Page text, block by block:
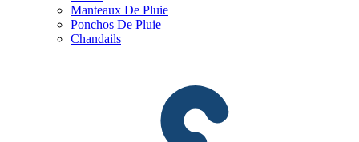
Manteaux De Pluie
Ponchos De Pluie
Chandails